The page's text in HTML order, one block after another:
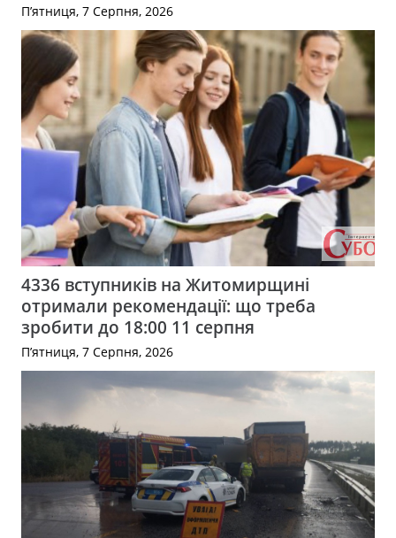
П’ятниця, 7 Серпня, 2026
4336 вступників на Житомирщині
отримали рекомендації: що треба
зробити до 18:00 11 серпня
П’ятниця, 7 Серпня, 2026